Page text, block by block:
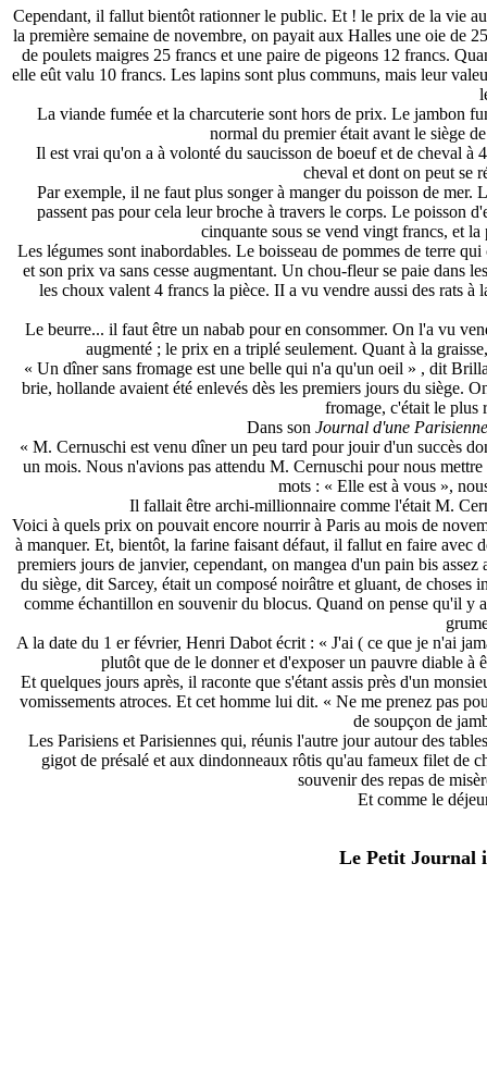
Cependant, il fallut bientôt rationner le public. Et ! le prix de la vie
la première semaine de novembre, on payait aux Halles une oie de
de poulets maigres 25 francs et une paire de pigeons 12 francs.
elle eût valu 10 francs. Les lapins sont plus communs, mais leur
La viande fumée et la charcuterie sont hors de prix. Le jambon
normal du premier était avant le siège
Il est vrai qu'on a à volonté du saucisson de boeuf et de cheval
cheval et dont on peut se
Par exemple, il ne faut plus songer à manger du poisson de mer.
passent pas pour cela leur broche à travers le corps. Le poisson
cinquante sous se vend vingt francs, et
Les légumes sont inabordables. Le boisseau de pommes de terre
et son prix va sans cesse augmentant. Un chou-fleur se paie dans
les choux valent 4 francs la pièce. II a vu vendre aussi des rats
Le beurre... il faut être un nabab pour en consommer. On l'a vu
augmenté ; le prix en a triplé seulement. Quant à la
« Un dîner sans fromage est une belle qui n'a qu'un oeil » , dit
brie, hollande avaient été enlevés dès les premiers jours du siège.
fromage, c'était le plus
Dans son Journal d'une Parisienne
« M. Cernuschi est venu dîner un peu tard pour jouir d'un succès
un mois. Nous n'avions pas attendu M. Cernuschi pour nous
mots : « Elle est à vous »,
Il fallait être archi-millionnaire comme l'était M.
Voici à quels prix on pouvait encore nourrir à Paris au mois de
à manquer. Et, bientôt, la farine faisant défaut, il fallut en faire avec
premiers jours de janvier, cependant, on mangea d'un pain bis
du siège, dit Sarcey, était un composé noirâtre et gluant, de
comme échantillon en souvenir du blocus. Quand on pense qu'il y
A la date du 1 er février, Henri Dabot écrit : « J'ai ( ce que je n'ai
plutôt que de le donner et d'exposer un pauvre diable à
Et quelques jours après, il raconte que s'étant assis près d'un
vomissements atroces. Et cet homme lui dit. « Ne me prenez pas
de soupçon de
Les Parisiens et Parisiennes qui, réunis l'autre jour autour des
gigot de présalé et aux dindonneaux rôtis qu'au fameux filet de
souvenir des repas de
Et comme le
Le Petit Journal